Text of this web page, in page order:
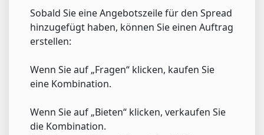
Sobald Sie eine Angebotszeile für den Spread
hinzugefügt haben, können Sie einen Auftrag
erstellen:
Wenn Sie auf „Fragen“ klicken, kaufen Sie
eine Kombination.
Wenn Sie auf „Bieten“ klicken, verkaufen Sie
die Kombination.